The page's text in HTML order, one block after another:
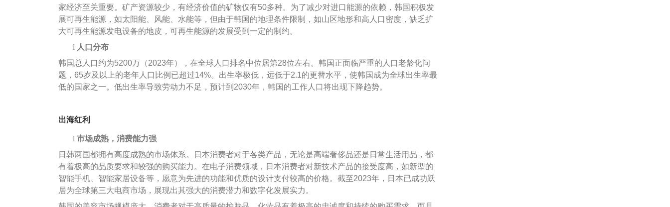
家经济至关重要。矿产资源较少，有经济价值的矿物仅有50多种。为了减少对进口能源的依赖，韩国积极发
展可再生能源，如太阳能、风能、水能等，但由于韩国的地理条件限制，如山区地形和高人口密度，缺乏扩
大可再生能源发电设备的地皮，可再生能源的发展受到一定的制约。
l 人口分布
韩国总人口约为5200万（2023年），在全球人口排名中位居第28位左右。韩国正面临严重的人口老龄化问
题，65岁及以上的老年人口比例已超过14%。出生率极低，远低于2.1的更替水平，使韩国成为全球出生率最
低的国家之一。低出生率导致劳动力不足，预计到2030年，韩国的工作人口将出现下降趋势。
出海红利
l 市场成熟，消费能力强
日韩两国都拥有高度成熟的市场体系。日本消费者对于各类产品，无论是高端奢侈品还是日常生活用品，都
有着极高的品质要求和较强的购买能力。在电子消费领域，日本消费者对新技术产品的接受度高，如新型的
智能手机、智能家居设备等，愿意为先进的功能和优质的设计支付较高的价格。截至2023年，日本已成功跃
居为全球第三大电商市场，展现出其强大的消费潜力和数字化发展实力。